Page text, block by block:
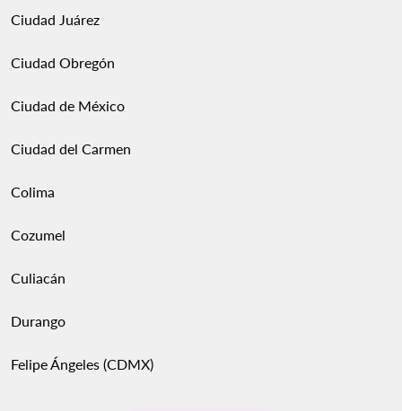
Ciudad Juárez
Ciudad Obregón
Ciudad de México
Ciudad del Carmen
Colima
Cozumel
Culiacán
Durango
Felipe Ángeles (CDMX)